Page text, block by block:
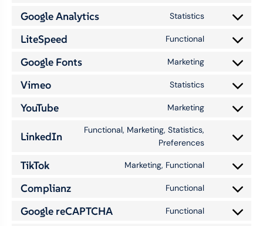
Google Analytics Statistics
LiteSpeed Functional
Google Fonts Marketing
Vimeo Statistics
YouTube Marketing
LinkedIn
Functional, Marketing, Statistics,
Preferences
TikTok Marketing, Functional
Complianz Functional
Google reCAPTCHA Functional